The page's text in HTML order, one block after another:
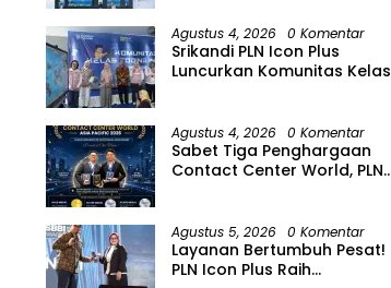
Agustus 4, 2026 0 Komentar
Srikandi PLN Icon Plus
Luncurkan Komunitas Kelas
Agustus 4, 2026 0 Komentar
Sabet Tiga Penghargaan
Contact Center World, PLN
Center ICONNET
Agustus 5, 2026 0 Komentar
Layanan Bertumbuh Pesat!
PLN Icon Plus Raih